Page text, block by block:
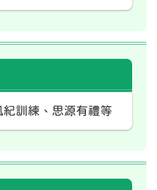
訓練、思源有禮等